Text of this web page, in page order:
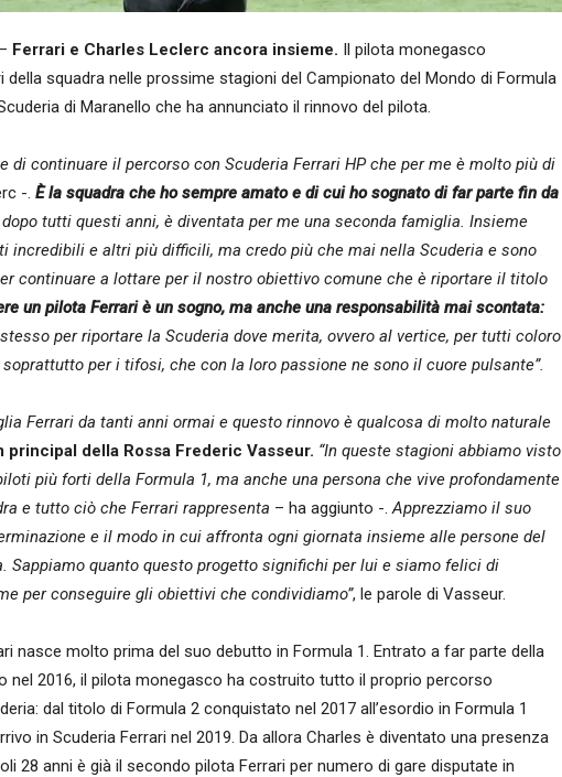
Ferrari e Charles Leclerc ancora insieme. Il pilota monegasco
della squadra nelle prossime stagioni del Campionato del Mondo di Formula
di Maranello che ha annunciato il rinnovo del pilota.
di continuare il percorso con Scuderia Ferrari HP che per me è molto più di
-. È la squadra che ho sempre amato e di cui ho sognato di far parte fin da
tutti questi anni, è diventata per me una seconda famiglia. Insieme
incredibili e altri più difficili, ma credo più che mai nella Scuderia e sono
continuare a lottare per il nostro obiettivo comune che è riportare il titolo
un pilota Ferrari è un sogno, ma anche una responsabilità mai scontata:
per riportare la Scuderia dove merita, ovvero al vertice, per tutti coloro
per i tifosi, che con la loro passione ne sono il cuore pulsante”.
Ferrari da tanti anni ormai e questo rinnovo è qualcosa di molto naturale
principal della Rossa Frederic Vasseur. “In queste stagioni abbiamo visto
più forti della Formula 1, ma anche una persona che vive profondamente
e tutto ciò che Ferrari rappresenta – ha aggiunto -.Apprezziamo il suo
e il modo in cui affronta ogni giornata insieme alle persone del
Sappiamo quanto questo progetto significhi per lui e siamo felici di
per conseguire gli obiettivi che condividiamo”, le parole di Vasseur.
nasce molto prima del suo debutto in Formula 1. Entrato a far parte della
nel 2016, il pilota monegasco ha costruito tutto il proprio percorso
dal titolo di Formula 2 conquistato nel 2017 all’esordio in Formula 1
in Scuderia Ferrari nel 2019. Da allora Charles è diventato una presenza
28 anni è già il secondo pilota Ferrari per numero di gare disputate in